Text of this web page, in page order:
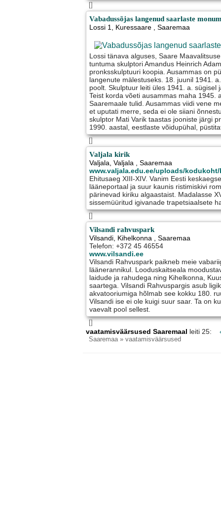
[]
Vabadussõjas langenud saarlaste
Lossi 1, Kuressaare , Saaremaa
Lossi tänava alguses, Saare
tuntuma skulptori Amandus Heinrich
pronksskulptuuri koopia. Ausammas on
langenute mälestuseks. 18. juunil 1941.
poolt. Skulptuur leiti üles 1941. a.
Teist korda võeti ausammas maha 1945.
Saaremaale tulid. Ausammas viidi vene
et uputati merre, seda ei ole siiani
skulptor Mati Varik taastas jooniste järgi
1990. aastal, eestlaste võidupühal,
[]
Valjala kirik
Valjala, Valjala , Saaremaa
www.valjala.edu.ee/uploads/
Ehitusaeg XIII-XIV. Vanim Eesti
lääneportaal ja suur kaunis ristimiskivi
pärinevad kiriku algaastaist. Madalasse
sissemüüritud igivanade trapetsiaalsete
[]
Vilsandi rahvuspark
Vilsandi, Kihelkonna , Saaremaa
Telefon: +372 45 46554
www.vilsandi.ee
Vilsandi Rahvuspark paikneb meie
läänerannikul. Looduskaitseala
laidude ja rahudega ning Kihelkonna,
saartega. Vilsandi Rahvuspargis asub
akvatooriumiga hõlmab see kokku 180.
Vilsandi ise ei ole kuigi suur saar. Ta on
vaevalt pool sellest.
[]
vaatamisväärsused Saaremaal leiti 25:
Saaremaa» vaatamisväärsused